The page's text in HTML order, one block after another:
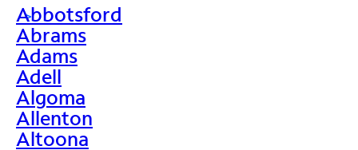
>
Abbotsford
Abrams
Adams
Adell
Algoma
Allenton
Altoona